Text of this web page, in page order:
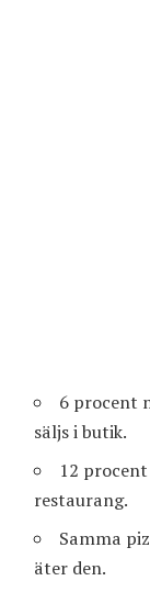
6 procent
säljs i butik.
12
restaurang.
Samma
äter den.